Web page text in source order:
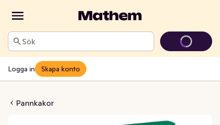
Sök
Logga in Skapa konto
Pannkakor
6-p